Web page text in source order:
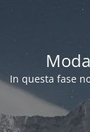
In questa fase